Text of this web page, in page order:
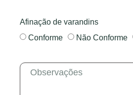
Afinação de varandins
Conforme
Não Conforme